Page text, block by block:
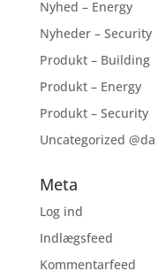
Nyhed – Energy
Nyheder – Security
Produkt – Building
Produkt – Energy
Produkt – Security
Uncategorized @da
Meta
Log ind
Indlægsfeed
Kommentarfeed